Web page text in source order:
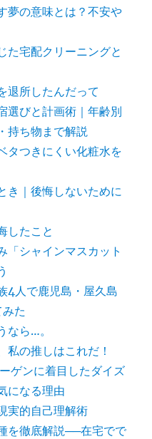
夢の意味とは？不安や
た宅配クリーニングと
退所したんだって
選びと計画術｜年齢別
持ち物まで解説
タつきにくい化粧水を
き｜後悔しないために
したこと
「シャインマスカット
4人で鹿児島・屋久島
た
なら…。
私の推しはこれだ！
ゲンに着目したダイズ
になる理由
実的自己理解術
を徹底解説──在宅でで